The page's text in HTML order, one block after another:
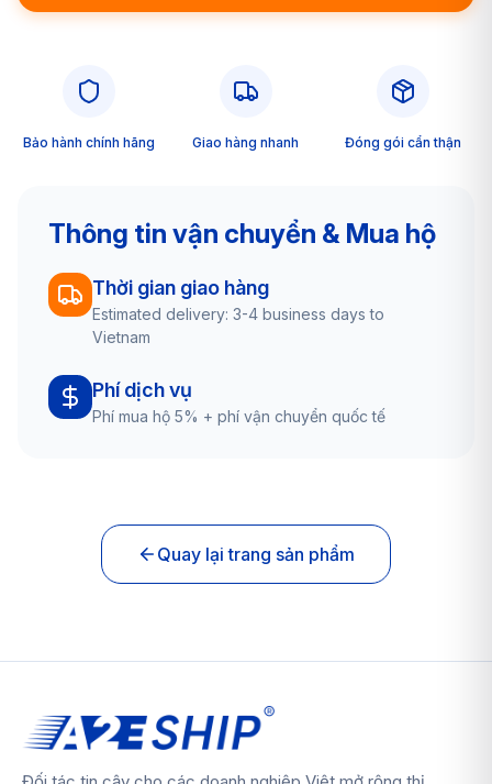
Bảo hành chính hãng Giao hàng nhanh Đóng gói cẩn thận
Thông tin vận chuyển & Mua hộ
Thời gian giao hàng
Estimated delivery: 3-4 business days to
Vietnam
Phí dịch vụ
Phí mua hộ 5% + phí vận chuyển quốc tế
Quay lại trang sản phẩm